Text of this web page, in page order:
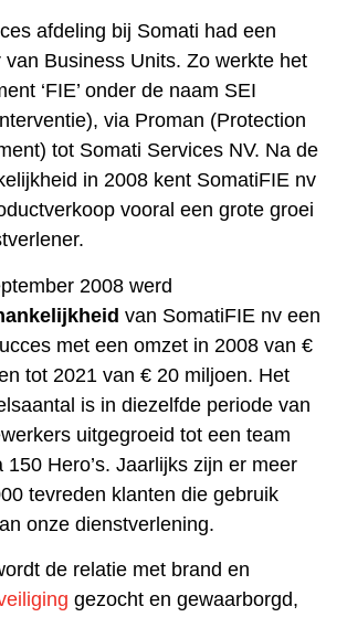
afdeling bij Somati had een
van Business Units. Zo werkte het
‘FIE’ onder de naam SEI
via Proman (Protection
tot Somati Services NV. Na de
in 2008 kent SomatiFIE nv
vooral een grote groei
2008 werd
van SomatiFIE nv een
met een omzet in 2008 van €
tot 2021 van € 20 miljoen. Het
is in diezelfde periode van
uitgegroeid tot een team
150 Hero’s. Jaarlijks zijn er meer
tevreden klanten die gebruik
onze dienstverlening.
de relatie met brand en
gezocht en gewaarborgd,